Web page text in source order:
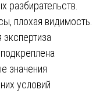
разбирательств.
плохая видимость.
экспертиза
значения
условий